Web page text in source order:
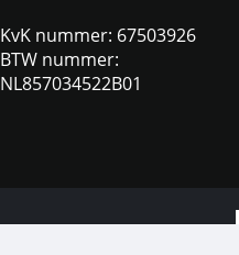
KvK nummer: 67503926
BTW nummer:
NL857034522B01